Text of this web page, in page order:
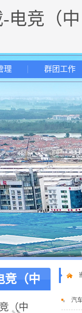
电竞（中
理 群团工作
竞（中
（中
汽